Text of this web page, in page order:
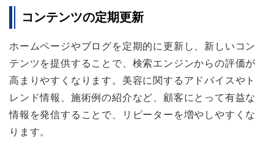
コンテンツの定期更新
ホームページやブログを定期的に更新し、新しいコン
テンツを提供することで、検索エンジンからの評価が
高まりやすくなります。美容に関するアドバイスやト
レンド情報、施術例の紹介など、顧客にとって有益な
情報を発信することで、リピーターを増やしやすくな
ります。